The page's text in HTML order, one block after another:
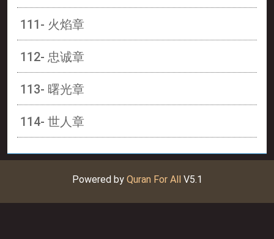
111- 火焰章
112- 忠诚章
113- 曙光章
114- 世人章
Powered by Quran For AllV5.1